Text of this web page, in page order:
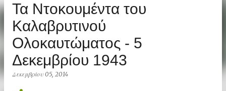
Τα Ντοκουμέντα του
Καλαβρυτινού
Ολοκαυτώματος - 5
Δεκεμβρίου 1943
Δεκεμβρίου 05, 2014